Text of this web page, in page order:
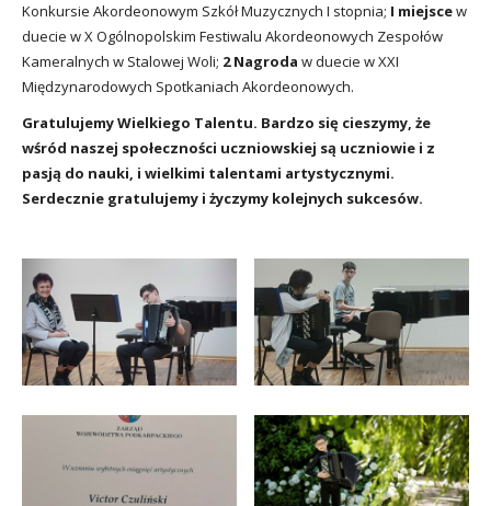
Konkursie Akordeonowym Szkół Muzycznych I stopnia; I miejscew
duecie w X Ogólnopolskim Festiwalu Akordeonowych Zespołów
Kameralnych w Stalowej Woli; 2 Nagroda w duecie w XXI
Międzynarodowych Spotkaniach Akordeonowych.
Gratulujemy Wielkiego Talentu. Bardzo się cieszymy, że
wśród naszej społeczności uczniowskiej są uczniowie i z
pasją do nauki, i wielkimi talentami artystycznymi.
Serdecznie gratulujemy i życzymy kolejnych sukcesów.